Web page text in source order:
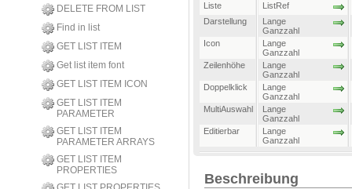
DELETE FROM LIST
Find in list
GET LIST ITEM
Get list item font
GET LIST ITEM ICON
GET LIST ITEM
PARAMETER
GET LIST ITEM
PARAMETER ARRAYS
GET LIST ITEM
PROPERTIES
Liste
ListRef
Darstellung
Lange
Ganzzahl
Icon
Lange
Ganzzahl
Zeilenhöhe
Lange
Ganzzahl
Doppelklick
Lange
Ganzzahl
MultiAuswahl
Lange
Ganzzahl
Editierbar
Lange
Ganzzahl
Beschreibung